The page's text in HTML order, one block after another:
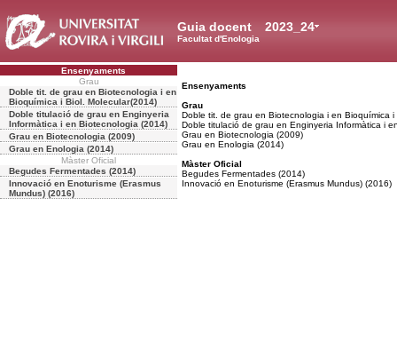
2023_24
Guia docent
Facultat d'Enologia
Ensenyaments
Grau
Doble tit. de grau en Biotecnologia i en
Bioquímica i Biol. Molecular(2014)
Doble titulació de grau en Enginyeria
Informàtica i en Biotecnologia (2014)
Grau en Biotecnologia (2009)
Grau en Enologia (2014)
Màster Oficial
Begudes Fermentades (2014)
Innovació en Enoturisme (Erasmus
Mundus) (2016)
Ensenyaments
Grau
Doble tit. de grau en Biotecnologia i en Bioquímica i
Doble titulació de grau en Enginyeria Informàtica i
Grau en Biotecnologia (2009)
Grau en Enologia (2014)
Màster Oficial
Begudes Fermentades (2014)
Innovació en Enoturisme (Erasmus Mundus) (2016)